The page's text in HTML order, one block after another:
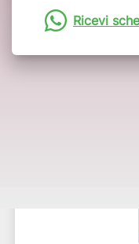
Ricevi